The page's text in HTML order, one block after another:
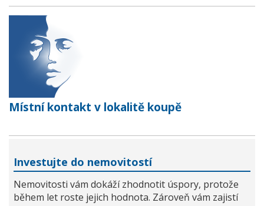
Místní kontakt v lokalitě koupě
Investujte do nemovitostí
Nemovitosti vám dokáží zhodnotit úspory, protože
během let roste jejich hodnota. Zároveň vám zajistí